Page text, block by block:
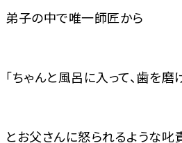
弟子の中で唯一師匠から
「ちゃんと風呂に入って、歯を磨
とお父さんに怒られるような叱